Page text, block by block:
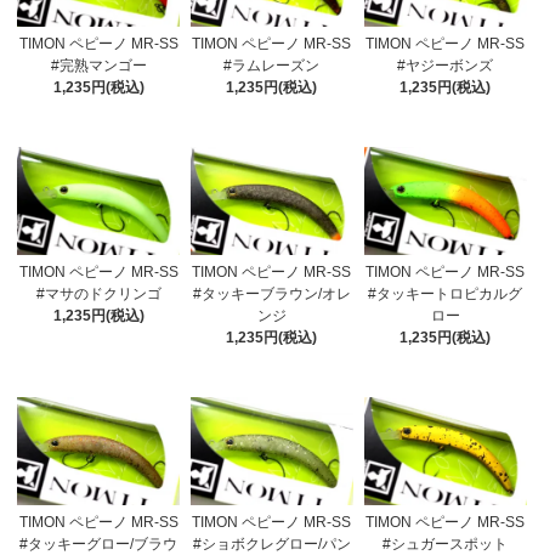
TIMON ペピーノ MR-SS
#完熟マンゴー
1,235円(税込)
TIMON ペピーノ MR-SS
#ラムレーズン
1,235円(税込)
TIMON ペピーノ MR-SS
#ヤジーボンズ
1,235円(税込)
TIMON ペピーノ MR-SS
#マサのドクリンゴ
1,235円(税込)
TIMON ペピーノ MR-SS
#タッキーブラウン/オレ
ンジ
1,235円(税込)
TIMON ペピーノ MR-SS
#タッキートロピカルグ
ロー
1,235円(税込)
TIMON ペピーノ MR-SS
#タッキーグロー/ブラウ
TIMON ペピーノ MR-SS
#ショボクレグロー/パン
TIMON ペピーノ MR-SS
#シュガースポット